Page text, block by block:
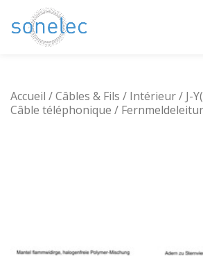
Aller
Accueil /Câbles & Fils / Intérieur/ J-
Câble téléphonique /